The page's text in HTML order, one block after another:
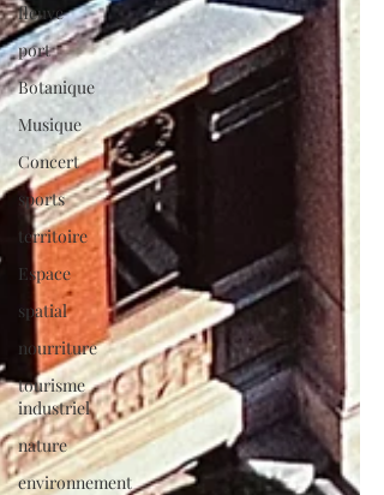
fleuve
port
Botanique
Musique
Concert
sports
territoire
Espace
spatial
nourriture
tourisme
industriel
nature
environnement